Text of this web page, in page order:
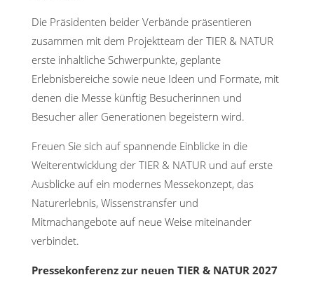
Die Präsidenten beider Verbände präsentieren
zusammen mit dem Projektteam der TIER & NATUR
erste inhaltliche Schwerpunkte, geplante
Erlebnisbereiche sowie neue Ideen und Formate, mit
denen die Messe künftig Besucherinnen und
Besucher aller Generationen begeistern wird.
Freuen Sie sich auf spannende Einblicke in die
Weiterentwicklung der TIER & NATUR und auf erste
Ausblicke auf ein modernes Messekonzept, das
Naturerlebnis, Wissenstransfer und
Mitmachangebote auf neue Weise miteinander
verbindet.
Pressekonferenz zur neuen TIER & NATUR 2027